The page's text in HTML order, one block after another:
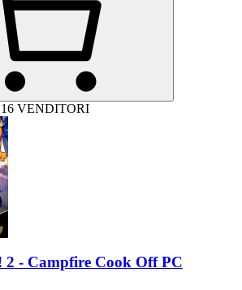
VENDITORI
2 - Campfire Cook Off PC